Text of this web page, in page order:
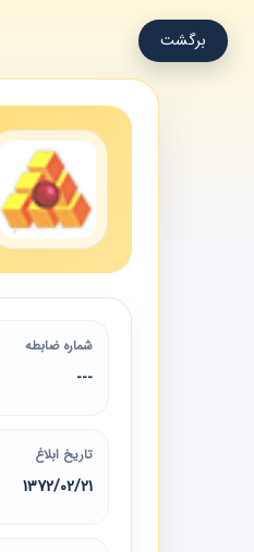
برگشت
شماره ضابطه
---
تاریخ ابلاغ
1372/02/21